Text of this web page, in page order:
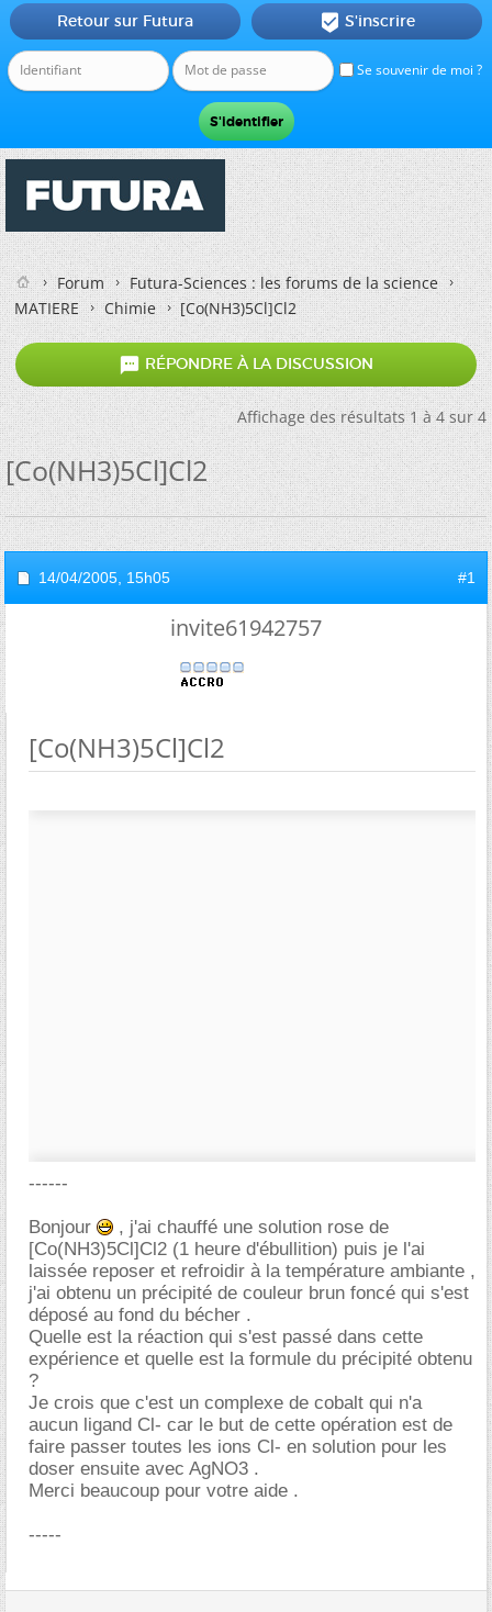
Se souvenir de moi ?
Retour sur Futura  S'inscrire
Forum
Futura-Sciences : les forums de la science
MATIERE
Chimie [Co(NH3)5Cl]Cl2
 RÉPONDRE À LA DISCUSSION
Affichage des résultats 1 à 4 sur 4
[Co(NH3)5Cl]Cl2
14/04/2005, 15h05 #1
invite61942757
[Co(NH3)5Cl]Cl2
------
Bonjour
, j'ai chauffé une solution rose de
[Co(NH3)5Cl]Cl2 (1 heure d'ébullition) puis je l'ai
laissée reposer et refroidir à la température ambiante ,
j'ai obtenu un précipité de couleur brun foncé qui s'est
déposé au fond du bécher .
Quelle est la réaction qui s'est passé dans cette
expérience et quelle est la formule du précipité obtenu
?
Je crois que c'est un complexe de cobalt qui n'a
aucun ligand Cl- car le but de cette opération est de
faire passer toutes les ions Cl- en solution pour les
doser ensuite avec AgNO3 .
Merci beaucoup pour votre aide .
-----